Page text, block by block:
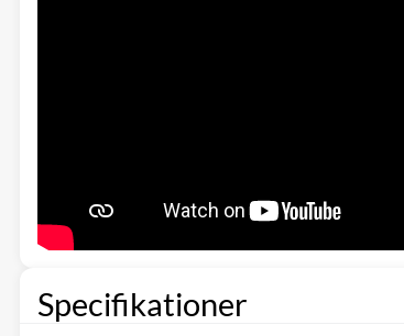
Specifikationer